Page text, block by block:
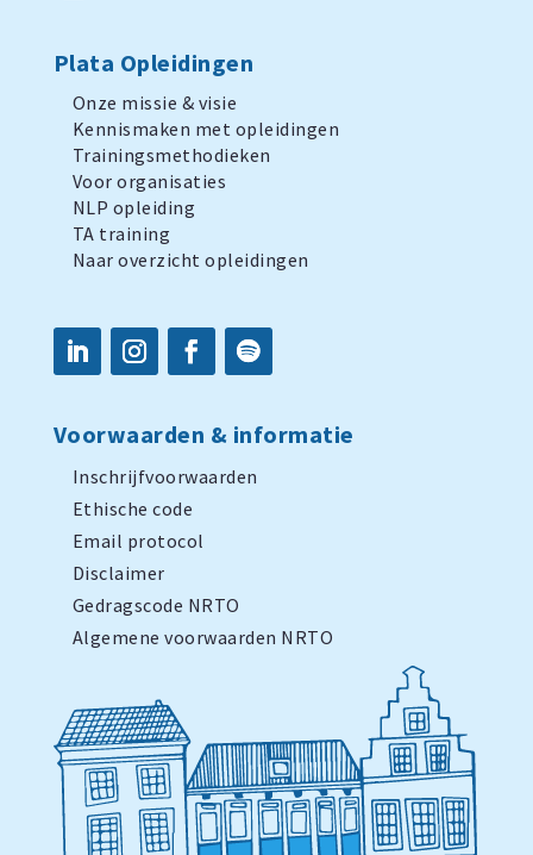
Plata Opleidingen
Onze missie & visie
Kennismaken met opleidingen
Trainingsmethodieken
Voor organisaties
NLP opleiding
TA training
Naar overzicht opleidingen
Voorwaarden & informatie
Inschrijfvoorwaarden
Ethische code
Email protocol
Disclaimer
Gedragscode NRTO
Algemene voorwaarden NRTO